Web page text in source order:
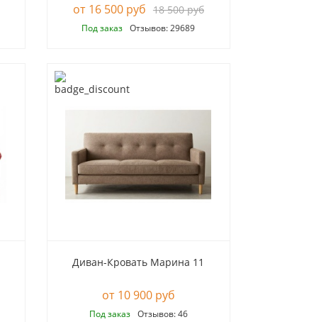
16 500 руб 18 500 руб
Под заказ Отзывов: 29689
Диван-Кровать Марина 11
10 900 руб
Под заказ Отзывов: 46